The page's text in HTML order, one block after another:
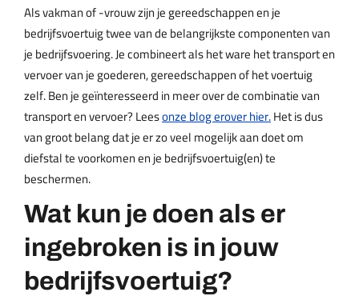
Als vakman of -vrouw zijn je gereedschappen en je
bedrijfsvoertuig twee van de belangrijkste componenten van
je bedrijfsvoering. Je combineert als het ware het transport en
vervoer van je goederen, gereedschappen of het voertuig
zelf. Ben je geïnteresseerd in meer over de combinatie van
transport en vervoer? Leesonze blog erover hier.Het is dus
van groot belang dat je er zo veel mogelijk aan doet om
diefstal te voorkomen en je bedrijfsvoertuig(en) te
beschermen.
Wat kun je doen als er
ingebroken is in jouw
bedrijfsvoertuig?